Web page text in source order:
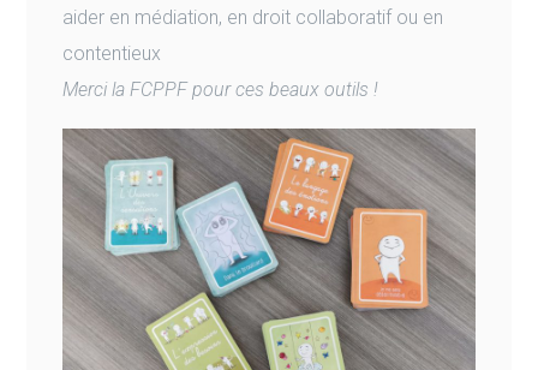
aider en médiation, en droit collaboratif ou en
contentieux
Merci la FCPPF pour ces beaux outils !